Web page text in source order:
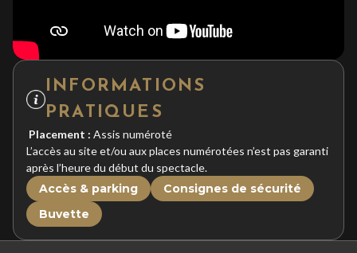
INFORMATIONS
PRATIQUES
Placement : Assis numéroté
L’accès au site et/ou aux places numérotées n’est pas garanti
après l’heure du début du spectacle.
Accès & parking
Consignes de sécurité
Buvette